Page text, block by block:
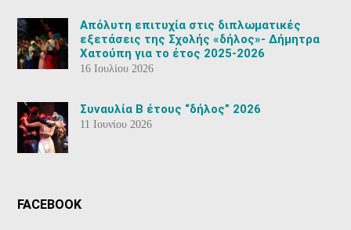
Aπόλυτη επιτυχία στις διπλωματικές
εξετάσεις της Σχολής «δήλος»- Δήμητρα
Χατούπη για το έτος 2025-2026
16 Ιουλίου 2026
Συναυλία Β έτους “δήλος” 2026
11 Ιουνίου 2026
FACEBOOK